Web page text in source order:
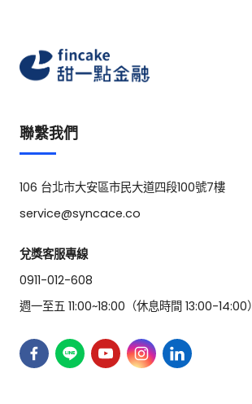
聯繫我們
106 台北市大安區市民大道四段100號7樓
service@syncace.co
兌獎客服專線
0911-012-608
週一至五 11:00~18:00（休息時間 13:00-14:00）